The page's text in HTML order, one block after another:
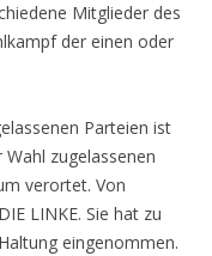
Mitglieder des
der einen oder
Parteien ist
zugelassenen
verortet. Von
LINKE. Sie hat zu
eingenommen.